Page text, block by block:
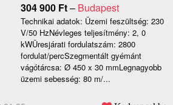
304 900 Ft– Budapest
Technikai adatok: Üzemi feszültség: 230
V/50 HzNévleges teljesítmény: 2, 0
kWÜresjárati fordulatszám: 2800
fordulat/percSzegmentált gyémánt
vágótárcsa: Ø 450 x 30 mmLegnagyobb
üzemi sebesség: 80 m/...